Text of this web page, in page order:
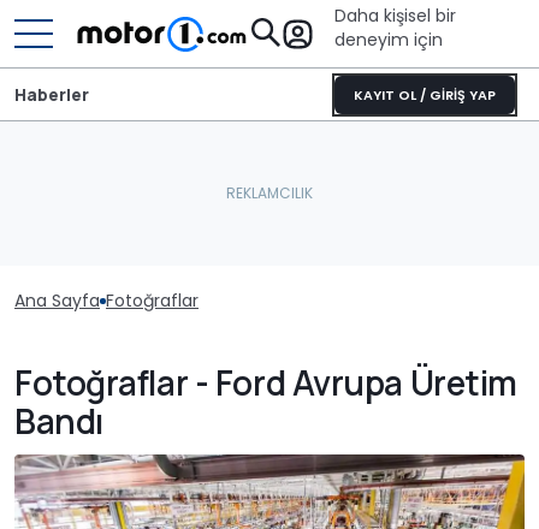
Daha kişisel bir
deneyim için
KAYIT OL / GİRİŞ YAP
Haberler
Ana Sayfa Fotoğraflar
Fotoğraflar - Ford Avrupa Üretim
Bandı